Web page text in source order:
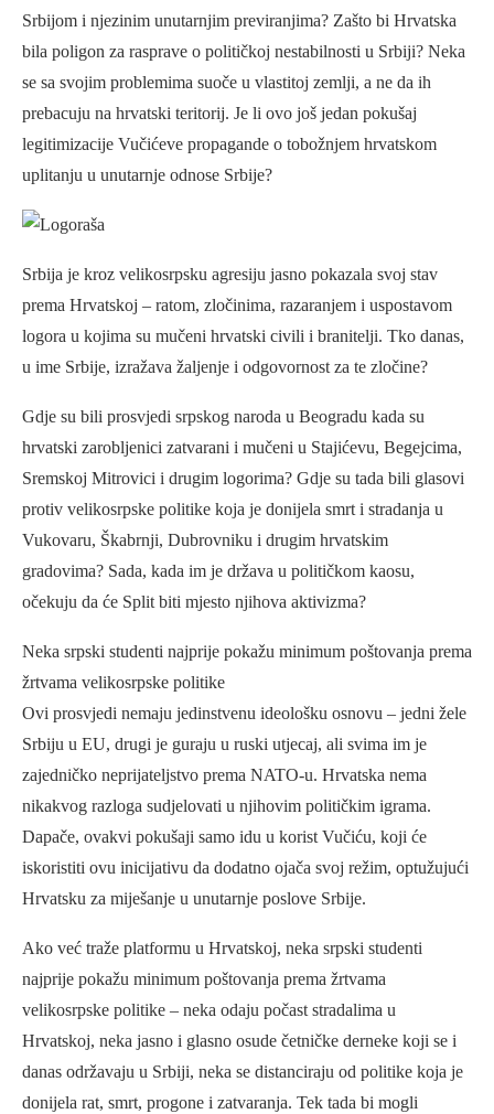
Srbijom i njezinim unutarnjim previranjima? Zašto bi Hrvatska
bila poligon za rasprave o političkoj nestabilnosti u Srbiji? Neka
se sa svojim problemima suoče u vlastitoj zemlji, a ne da ih
prebacuju na hrvatski teritorij. Je li ovo još jedan pokušaj
legitimizacije Vučićeve propagande o tobožnjem hrvatskom
uplitanju u unutarnje odnose Srbije?
Srbija je kroz velikosrpsku agresiju jasno pokazala svoj stav
prema Hrvatskoj – ratom, zločinima, razaranjem i uspostavom
logora u kojima su mučeni hrvatski civili i branitelji. Tko danas,
u ime Srbije, izražava žaljenje i odgovornost za te zločine?
Gdje su bili prosvjedi srpskog naroda u Beogradu kada su
hrvatski zarobljenici zatvarani i mučeni u Stajićevu, Begejcima,
Sremskoj Mitrovici i drugim logorima? Gdje su tada bili glasovi
protiv velikosrpske politike koja je donijela smrt i stradanja u
Vukovaru, Škabrnji, Dubrovniku i drugim hrvatskim
gradovima? Sada, kada im je država u političkom kaosu,
očekuju da će Split biti mjesto njihova aktivizma?
Neka srpski studenti najprije pokažu minimum poštovanja prema
žrtvama velikosrpske politike
Ovi prosvjedi nemaju jedinstvenu ideološku osnovu – jedni žele
Srbiju u EU, drugi je guraju u ruski utjecaj, ali svima im je
zajedničko neprijateljstvo prema NATO-u. Hrvatska nema
nikakvog razloga sudjelovati u njihovim političkim igrama.
Dapače, ovakvi pokušaji samo idu u korist Vučiću, koji će
iskoristiti ovu inicijativu da dodatno ojača svoj režim, optužujući
Hrvatsku za miješanje u unutarnje poslove Srbije.
Ako već traže platformu u Hrvatskoj, neka srpski studenti
najprije pokažu minimum poštovanja prema žrtvama
velikosrpske politike – neka odaju počast stradalima u
Hrvatskoj, neka jasno i glasno osude četničke derneke koji se i
danas održavaju u Srbiji, neka se distanciraju od politike koja je
donijela rat, smrt, progone i zatvaranja. Tek tada bi mogli